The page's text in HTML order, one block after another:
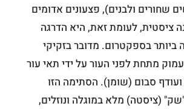
שחורים ולבנים), פצעונים אדומים
ציסטית, לעומת זאת, היא הדרגה
בספקטרום. מדובר בזקיקי
מתחת לפני העור על ידי תאי עור
סבום (שומן). הסתימה הזו
(ציסטה) מלא במוגלה ונוזלים,